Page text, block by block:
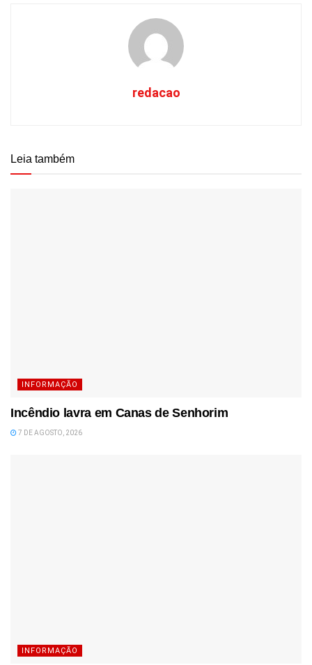
redacao
Leia também
INFORMAÇÃO
Incêndio lavra em Canas de Senhorim
7 DE AGOSTO, 2026
INFORMAÇÃO